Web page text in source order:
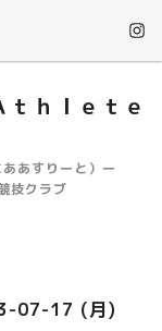
ｈｌｅｔｅ
あすりーと）ー
技クラブ
07-17 (月)